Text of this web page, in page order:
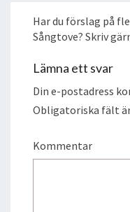
Har du förslag på
Sångtove? Skriv
Lämna ett svar
Din e-postadress
Obligatoriska fält
Kommentar